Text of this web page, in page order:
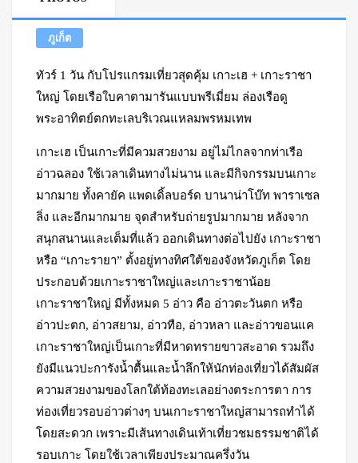
ภูเก็ต
ทัวร์ 1 วัน กับโปรแกรมเที่ยวสุดคุ้ม เกาะเฮ + เกาะราชา
ใหญ่ โดยเรือใบคาตามารันแบบพรีเมี่ยม ล่องเรือดู
พระอาทิตย์ตกทะเลบริเวณแหลมพรหมเทพ
เกาะเฮ เป็นเกาะที่มีควมสวยงาม อยู่ไม่ไกลจากท่าเรือ
อ่าวฉลอง ใช้เวลาเดินทางไม่นาน และมีกิจกรรมบนเกาะ
มากมาย ทั้งคายัค แพดเดิ้ลบอร์ด บานาน่าโบ๊ท พาราเซล
ลิ่ง และอีกมากมาย จุดสำหรับถ่ายรูปมากมาย หลังจาก
สนุกสนานและเต็มที่แล้ว ออกเดินทางต่อไปยัง เกาะราชา
หรือ “เกาะรายา” ตั้งอยู่ทางทิศใต้ของจังหวัดภูเก็ต โดย
ประกอบด้วยเกาะราชาใหญ่และเกาะราชาน้อย
เกาะราชาใหญ่ มีทั้งหมด 5 อ่าว คือ อ่าวตะวันตก หรือ
อ่าวปะตก, อ่าวสยาม, อ่าวทือ, อ่าวหลา และอ่าวขอนแค
เกาะราชาใหญ่เป็นเกาะที่มีหาดทรายขาวสะอาด รวมถึง
ยังมีแนวปะการังน้ำตื้นและน้ำลึกให้นักท่องเที่ยวได้สัมผัส
ความสวยงามของโลกใต้ท้องทะเลอย่างตระการตา การ
ท่องเที่ยวรอบอ่าวต่างๆ บนเกาะราชาใหญ่สามารถทำได้
โดยสะดวก เพราะมีเส้นทางเดินเท้าเที่ยวชมธรรมชาติได้
รอบเกาะ โดยใช้เวลาเพียงประมาณครึ่งวัน